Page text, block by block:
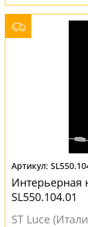
Интерьерная
SL550.104.01
ST Luce